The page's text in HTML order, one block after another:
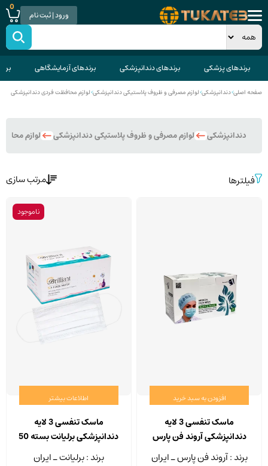
ورود | ثبت نام
0
برندهای پزشکی برندهای دندانپزشکی برندهای آزمایشگاهی
صفحه اصلی>دندانپزشکی>لوازم مصرفی و ظروف پلاستیکی دندانپزشکی>لوازم محافظت فردی دندانپزشکی
دندانپزشکی لوازم مصرفی و ظروف پلاستیکی دندانپزشکی لوازم
فیلترها مرتب سازی
افزودن به سبد خرید
ماسک تنفسی 3 لایه
دندانپزشکی آروند فن پارس
بسته 50 عددی
برند : آروند فن پارس ـ ایران
ناموجود
اطلاعات بیشتر
ماسک تنفسی 3 لایه
دندانپزشکی برلیانت بسته 50
عددی
برند : برلیانت ـ ایران